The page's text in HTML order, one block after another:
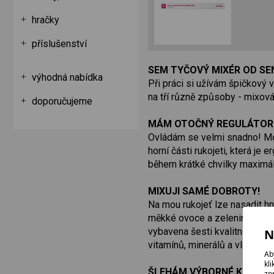
SEM TYČOVÝ MIXÉR OD
Při práci si užívám špičkový
na tří různě způsoby -
MÁM OTOČNÝ
Ovládám se velmi snadno!
horní části rukojeti, která je
během krátké chvilky
MIXUJI SAMÉ DOBROTY!
Na mou rukojeť lze nasadit
měkké ovoce a zeleninu.
vybavena šesti kvalitními
vitamínů, minerálů a vlákniny.
hračky
příslušenství
výhodná nabídka
doporučujeme